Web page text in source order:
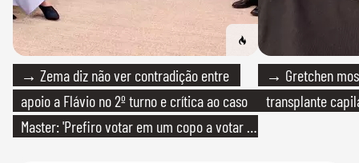
→ Zema diz não ver contradição entre
apoio a Flávio no 2º turno e crítica ao caso
Master: 'Prefiro votar em um copo a votar no
→ Gretchen
transplante